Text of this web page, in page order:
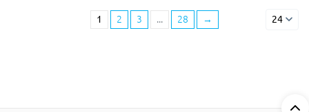
1 2 3 ... 28 → 24